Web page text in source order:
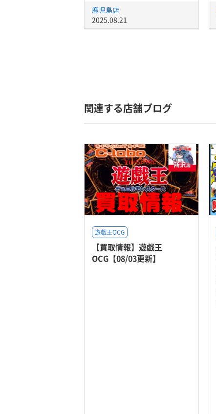
鹿児島店
2025.08.21
関連する店舗ブログ
遊戯王OCG
【買取情報】遊戯王
OCG【08/03更新】